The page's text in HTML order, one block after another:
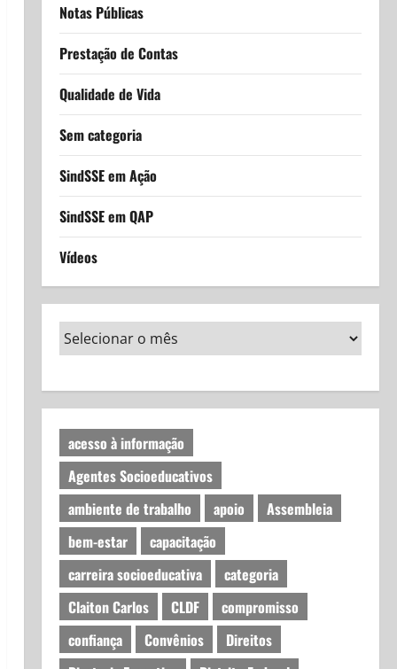
Notas Públicas
Prestação de Contas
Qualidade de Vida
Sem categoria
SindSSE em Ação
SindSSE em QAP
Vídeos
acesso à informação
Agentes Socioeducativos
ambiente de trabalho
apoio
Assembleia
bem-estar
capacitação
carreira socioeducativa
categoria
Claiton Carlos
CLDF
compromisso
confiança
Convênios
Direitos